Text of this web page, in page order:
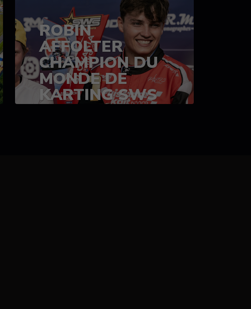
ROBIN
AFFOLTER
CHAMPION DU
MONDE DE
KARTING SWS